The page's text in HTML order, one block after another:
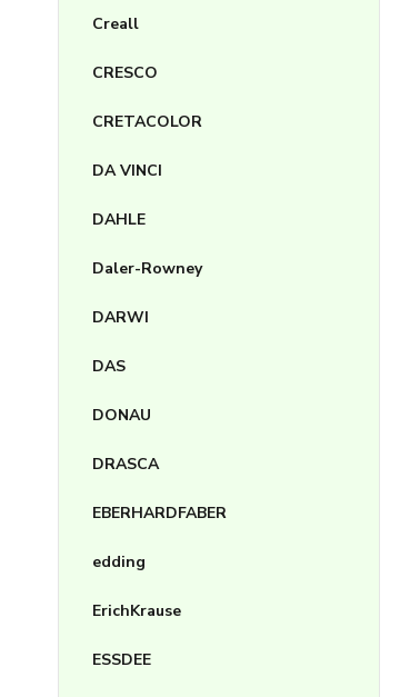
Creall
CRESCO
CRETACOLOR
DA VINCI
DAHLE
Daler-Rowney
DARWI
DAS
DONAU
DRASCA
EBERHARDFABER
edding
ErichKrause
ESSDEE